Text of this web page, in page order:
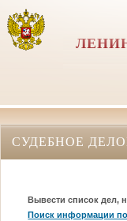
СУДЕБНОЕ
Вывести список дел,
Поиск информации